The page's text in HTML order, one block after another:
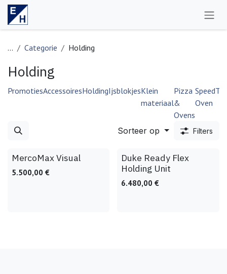
Overslaan naar inhoud
... Categorie Holding
Holding
PromotiesAccessoiresHoldingIjsblokjesKlein
materiaal
Pizza
&
Ovens
Speed
Oven
Sorteer op Filters
MercoMax Visual
5.500,00 €
Duke Ready Flex
Holding Unit
6.480,00 €